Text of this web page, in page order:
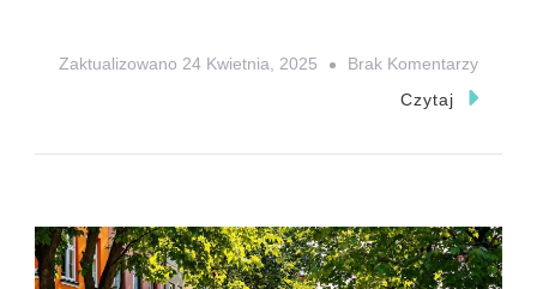
Zaktualizowano 24 Kwietnia, 2025 Brak KomentarzyDo
Raj
Czytaj